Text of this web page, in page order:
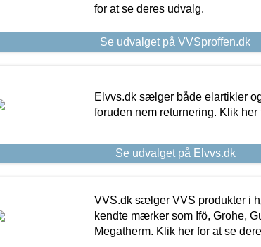
for at se deres udvalg.
Se udvalget på VVSproffen.dk
Elvvs.dk sælger både elartikler
foruden nem returnering. Klik her
Se udvalget på Elvvs.dk
VVS.dk sælger VVS produkter i
kendte mærker som Ifö, Grohe,
Megatherm. Klik her for at se